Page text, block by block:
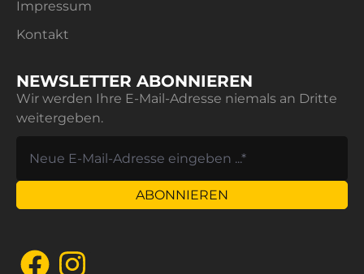
Impressum
Kontakt
NEWSLETTER ABONNIEREN
Wir werden Ihre E-Mail-Adresse niemals an Dritte
weitergeben.
ABONNIEREN